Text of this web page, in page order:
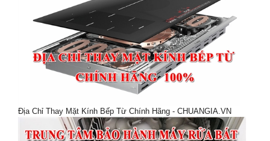
Địa Chỉ Thay Mặt Kính Bếp Từ Chính Hãng - CHUANGIA.VN